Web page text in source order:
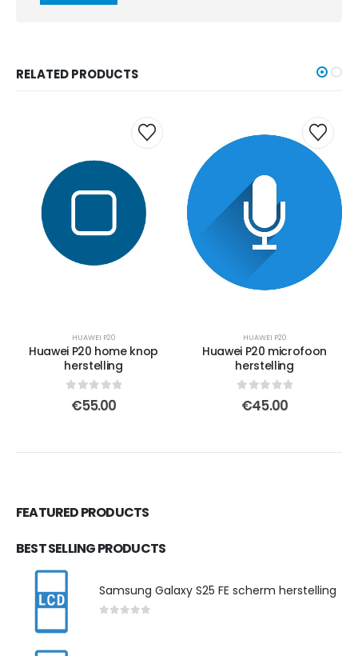
RELATED PRODUCTS
HUAWEI P20
Huawei P20 home knop
herstelling
out of 5
€55.00
HUAWEI P20
Huawei P20 microfoon
herstelling
out of 5
€45.00
FEATURED PRODUCTS
BEST SELLING PRODUCTS
Samsung Galaxy S25 FE scherm herstelling